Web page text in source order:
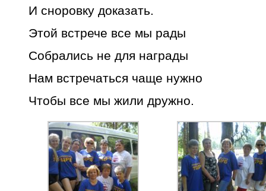
И сноровку доказать.
Этой встрече все мы рады
Собрались не для награды
Нам встречаться чаще нужно
Чтобы все мы жили дружно.